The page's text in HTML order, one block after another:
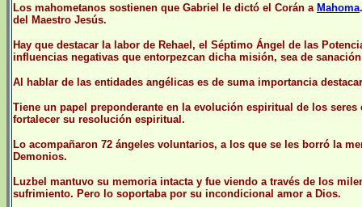
Los mahometanos sostienen que Gabriel le dictó el Corán a Mahoma
del Maestro Jesús.
Hay que destacar la labor de Rehael, el Séptimo Ángel de las
influencias negativas que entorpezcan dicha misión, sea de
Al hablar de las entidades angélicas es de suma importancia
Tiene un papel preponderante en la evolución espiritual de los
fortalecer su resolución espiritual.
Lo acompañaron 72 ángeles voluntarios, a los que se les borró la
Demonios.
Luzbel mantuvo su memoria intacta y fue viendo a través de los
sufrimiento. Pero lo soportaba por su incondicional amor a Dios.